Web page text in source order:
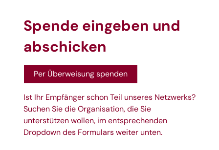
Spende eingeben und
abschicken
Per Überweisung spenden
Ist Ihr Empfänger schon Teil unseres Netzwerks?
Suchen Sie die Organisation, die Sie
unterstützen wollen, im entsprechenden
Dropdown des Formulars weiter unten.